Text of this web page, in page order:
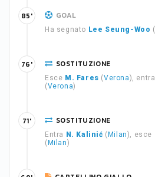
GOAL
Ha segnato Lee Seung-Woo (
85'
SOSTITUZIONE
Esce M. Fares (Verona), entra
(Verona)
76'
SOSTITUZIONE
Entra N. Kalinić ( Milan), esce
( Milan)
71'